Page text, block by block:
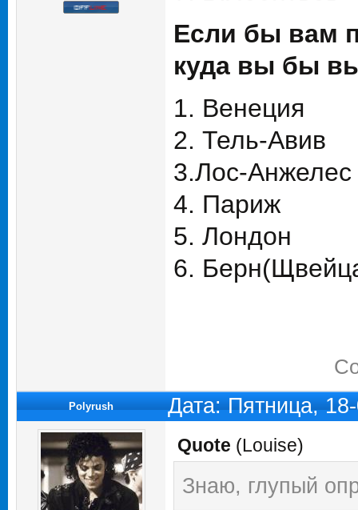
Если бы вам
куда вы бы
1. Венеция
2. Тель-Авив
3.Лос-Анжелес
4. Париж
5. Лондон
6.
Polyrush Дата: Пятница,
Quote (Louise)
Знаю, глупый